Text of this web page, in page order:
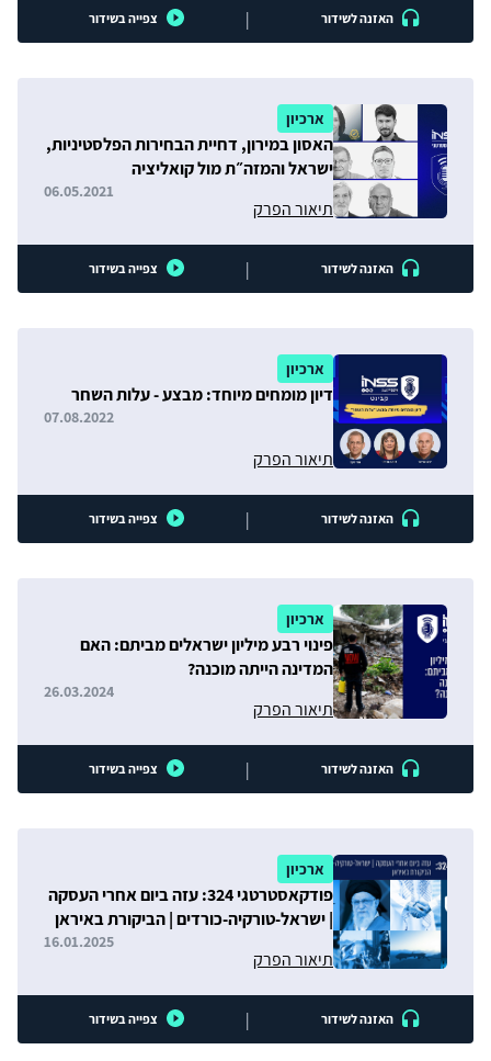
האזנה לשידור | צפייה בשידור
ארכיון
האסון במירון, דחיית הבחירות הפלסטיניות,
ישראל והמזה״ת מול קואליציה
תיאור הפרק
06.05.2021
האזנה לשידור | צפייה בשידור
ארכיון
דיון מומחים מיוחד: מבצע - עלות השחר
תיאור הפרק
07.08.2022
האזנה לשידור | צפייה בשידור
ארכיון
פינוי רבע מיליון ישראלים מביתם: האם
המדינה הייתה מוכנה?
תיאור הפרק
26.03.2024
האזנה לשידור | צפייה בשידור
ארכיון
פודקאסטרטגי 324: עזה ביום אחרי העסקה
| ישראל-טורקיה-כורדים | הביקורת באיראן
תיאור הפרק
16.01.2025
האזנה לשידור | צפייה בשידור